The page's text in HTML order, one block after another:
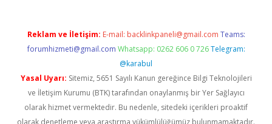
Reklam ve İletişim: E-mail: backlinkpaneli@gmail.com Teams:
forumhizmeti@gmail.com Whatsapp: 0262 606 0 726 Telegram:
@karabul
Yasal Uyarı: Sitemiz, 5651 Sayılı Kanun gereğince Bilgi Teknolojileri
ve İletişim Kurumu (BTK) tarafından onaylanmış bir Yer Sağlayıcı
olarak hizmet vermektedir. Bu nedenle, sitedeki içerikleri proaktif
olarak denetleme veya araştırma yükümlülüğümüz bulunmamaktadır.